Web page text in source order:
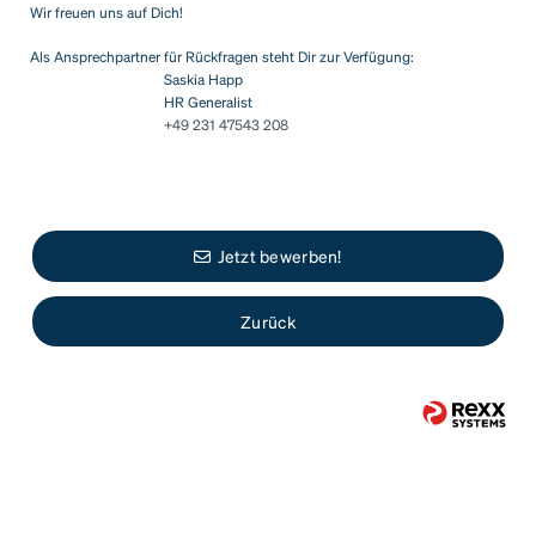
Wir freuen uns auf Dich!
Als Ansprechpartner für Rückfragen steht Dir zur Verfügung:
Saskia Happ
HR Generalist
+49 231 47543 208
Zurück
Jetzt bewerben!